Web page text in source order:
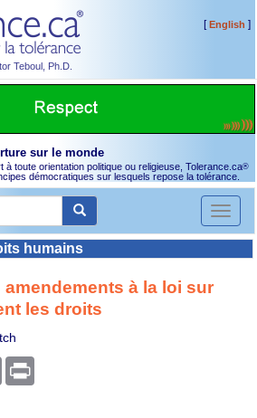
Teboul, Ph.D.
[English ]
sur le monde
à toute orientation politique ou religieuse, Tolerance.ca®
démocratiques sur lesquels repose la tolérance.
Toggle
humains
à la loi sur
les droits
Email